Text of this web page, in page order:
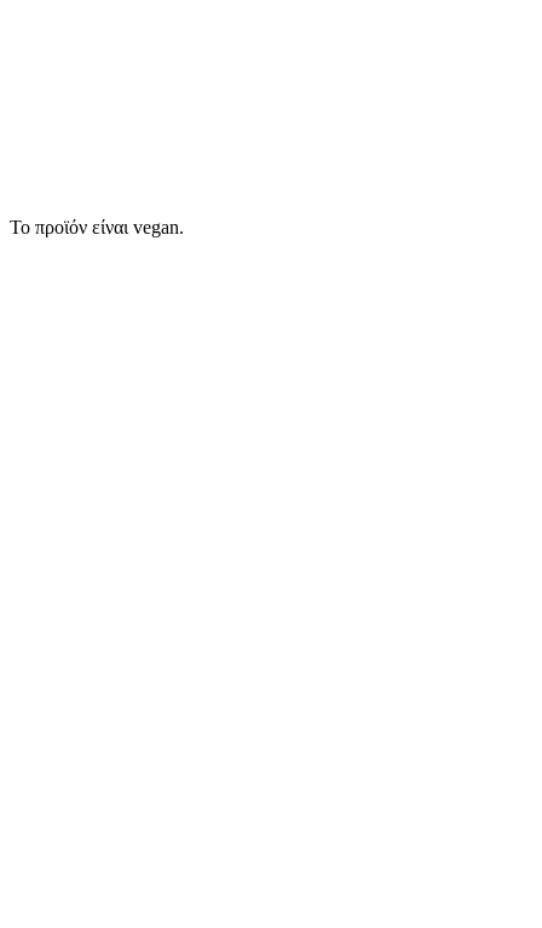
Το προϊόν είναι vegan.